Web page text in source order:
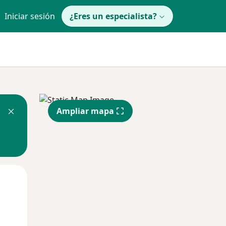
Iniciar sesión ¿Eres un especialista?
Ampliar mapa